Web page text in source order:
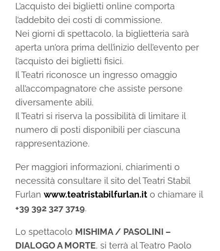
L’acquisto dei biglietti online comporta
l’addebito dei costi di commissione.
Nei giorni di spettacolo, la biglietteria sarà
aperta un’ora prima dell’inizio dell’evento per
l’acquisto dei biglietti fisici.
Il Teatri riconosce un ingresso omaggio
all’accompagnatore che assiste persone
diversamente abili.
Il Teatri si riserva la possibilità di limitare il
numero di posti disponibili per ciascuna
rappresentazione.
Per maggiori informazioni, chiarimenti o
necessità consultare il sito del Teatri Stabil
Furlan www.teatristabilfurlan.ito chiamare il
+39 392 327 3719.
Lo spettacolo MISHIMA / PASOLINI –
DIALOGO A MORTE, si terrà al Teatro Paolo